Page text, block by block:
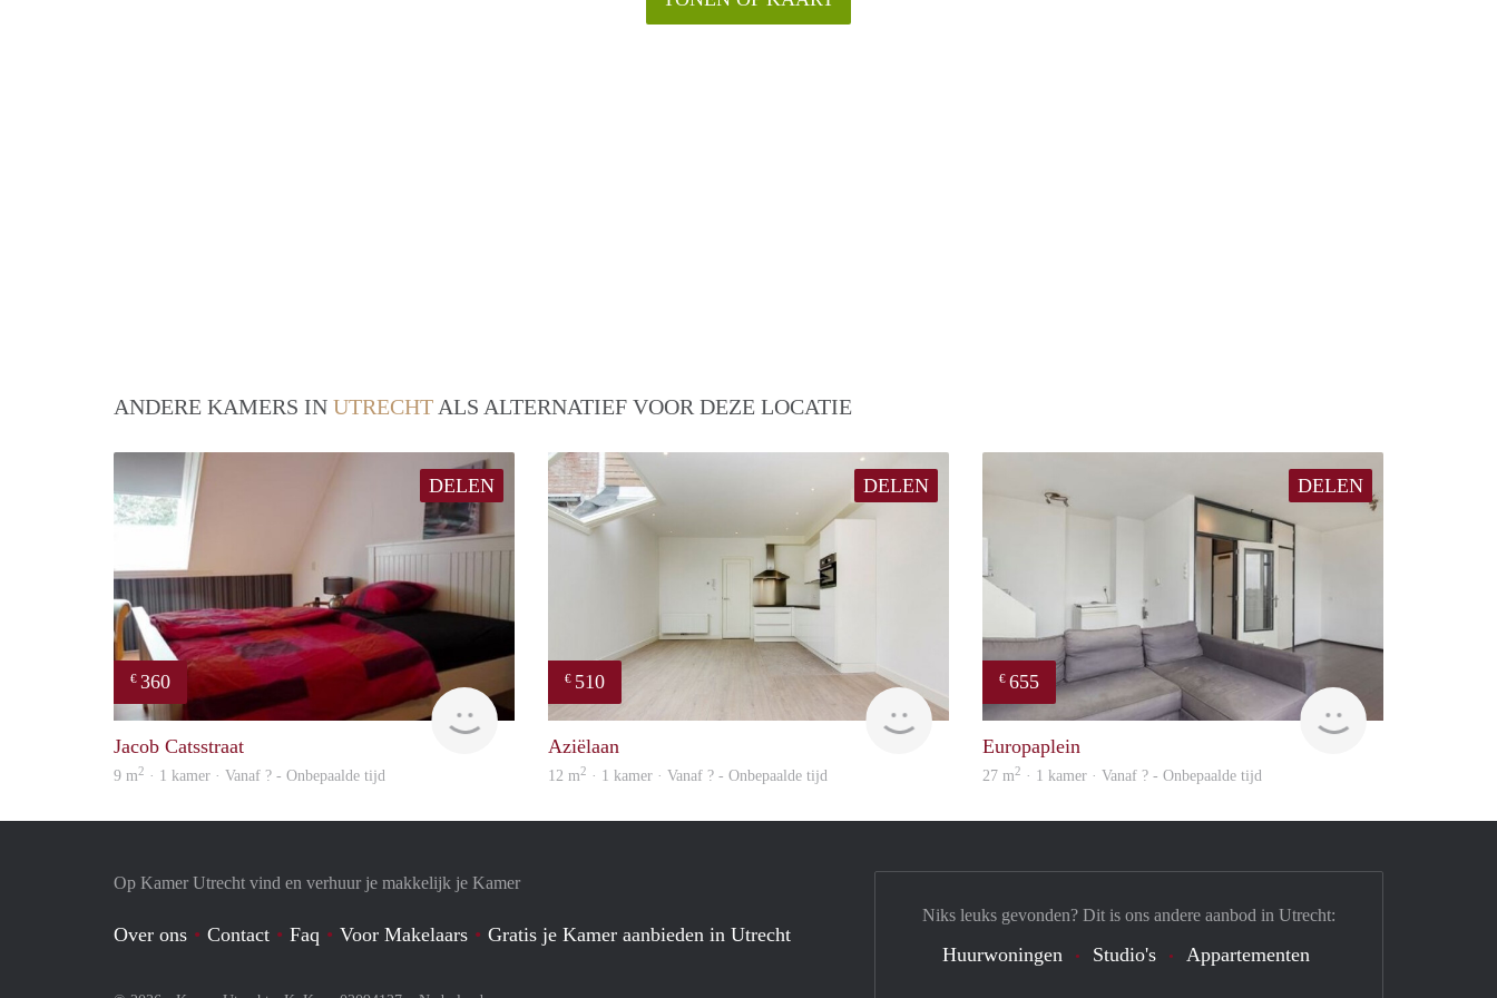
ANDERE KAMERS IN UTRECHT ALS ALTERNATIEF VOOR DEZE LOCATIE
DELEN
€ 360
Woning
Jacob Catsstraat
9 m2 · 1 kamer · Vanaf ? - Onbepaalde tijd
DELEN
€ 510
Aziëlaan
12 m2 · 1 kamer · Vanaf ? - Onbepaalde tijd
DELEN
€ 655
Europaplein
27 m2 · 1 kamer · Vanaf ? - Onbepaalde tijd
Op Kamer Utrecht vind en verhuur je makkelijk je Kamer
Over ons Contact Faq Voor Makelaars Gratis je Kamer aanbieden in Utrecht
Niks leuks gevonden? Dit is ons andere aanbod in Utrecht:
Huurwoningen Studio's Appartementen